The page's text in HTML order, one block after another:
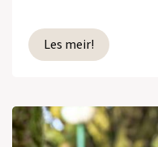
Les meir!